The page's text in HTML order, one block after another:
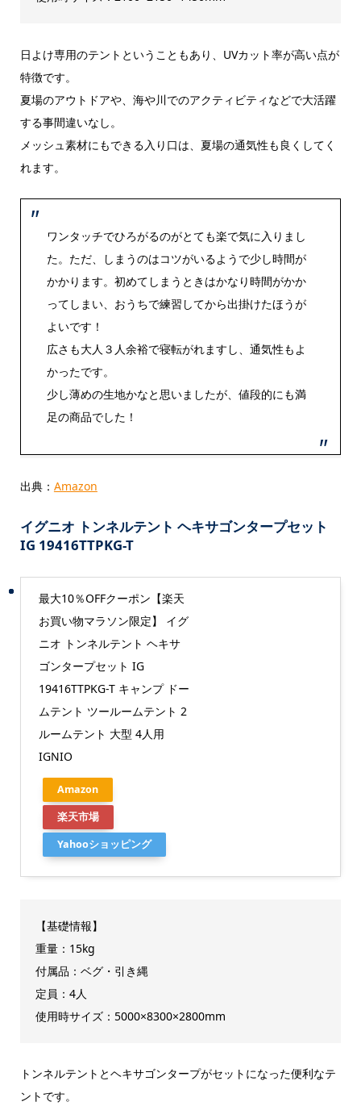
日よけ専用のテントということもあり、UVカット率が高い点が
特徴です。
夏場のアウトドアや、海や川でのアクティビティなどで大活躍
する事間違いなし。
メッシュ素材にもできる入り口は、夏場の通気性も良くしてく
れます。
ワンタッチでひろがるのがとても楽で気に入りまし
た。ただ、しまうのはコツがいるようで少し時間が
かかります。初めてしまうときはかなり時間がかか
ってしまい、おうちで練習してから出掛けたほうが
よいです！
広さも大人３人余裕で寝転がれますし、通気性もよ
かったです。
少し薄めの生地かなと思いましたが、値段的にも満
足の商品でした！
出典： Amazon
イグニオ トンネルテント ヘキサゴンタープセット
IG 19416TTPKG-T
最大10％OFFクーポン【楽天
お買い物マラソン限定】 イグ
ニオ トンネルテント ヘキサ
ゴンタープセット IG
19416TTPKG-T キャンプ ドー
ムテント ツールームテント 2
ルームテント 大型 4人用
IGNIO
Amazon
楽天市場
Yahooショッピング
【基礎情報】
重量：15kg
付属品：ベグ・引き縄
定員：4人
使用時サイズ：5000×8300×2800mm
トンネルテントとヘキサゴンタープがセットになった便利なテ
ントです。